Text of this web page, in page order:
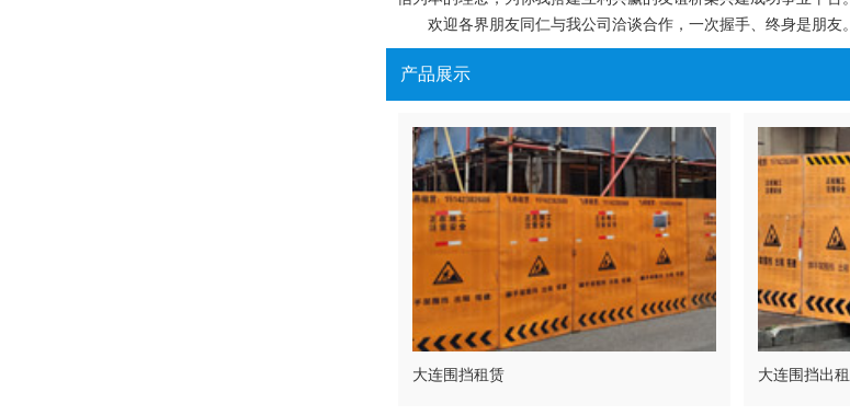
欢迎各界朋友同仁与我公司洽谈合作，一次握手、终身是朋友。
产品展示
大连围挡租赁 大连围挡出租